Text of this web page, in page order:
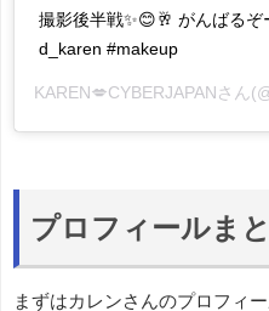
撮影後半戦✨😊🥂 がんばる
d_karen #makeup
KAREN💋CYBERJAPANさん
プロフィールま
まずはカレンさんのプロフィ